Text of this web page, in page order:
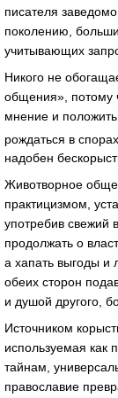
писателя
поколению,
учитывающих
Никого не
общения», потому
мнение и
рождаться в
надобен
Животворное
практицизмом,
употребив свежий
продолжать о
а хапать выгоды и
обеих сторон
и душой другого,
Источником
используемая как
тайнам,
православие